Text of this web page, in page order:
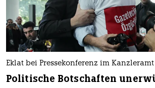
Eklat bei Pressekonferenz im Kanzleramt
Politische Botschaften